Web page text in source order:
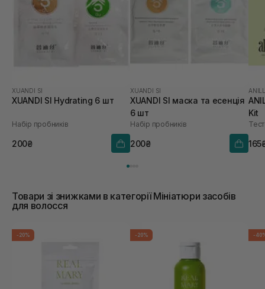
XUANDI SI
XUANDI SI Hydrating 6 шт
Набір пробників
200₴
XUANDI SI
XUANDI SI маска та есенція
6 шт
Набір пробників
200₴
Kit
Товари зі знижками в категорії Мініатюри засобів
для волосся
-20% -20% -